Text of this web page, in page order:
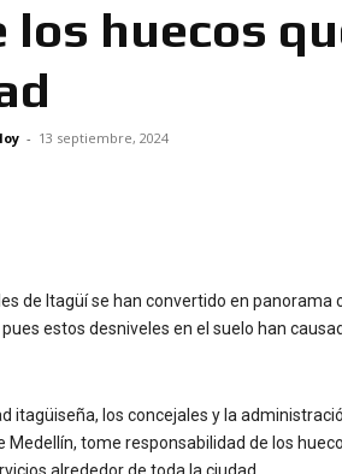
los huecos
- 13 septiembre, 2024
de Itagüí se han convertido en
estos desniveles en el suelo han
itagüiseña, los concejales y la
Medellín, tome responsabilidad de los